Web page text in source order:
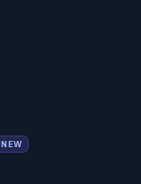
NEW